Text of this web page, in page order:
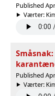
Published
Værter:
Published
Værter: